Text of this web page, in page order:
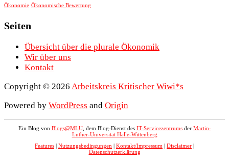
Ökonomie Ökonomische Bewertung
Seiten
Übersicht über die plurale Ökonomik
Wir über uns
Kontakt
Copyright © 2026 Arbeitskreis Kritischer Wiwi*s
Powered by WordPress and Origin
Ein Blog von Blogs@MLU, dem Blog-Dienst des IT-Servicezentrumsder Martin-
Luther-Universität Halle-Wittenberg
Features | Nutzungsbedingungen | Kontakt/Impressum | Disclaimer |
Datenschutzerklärung